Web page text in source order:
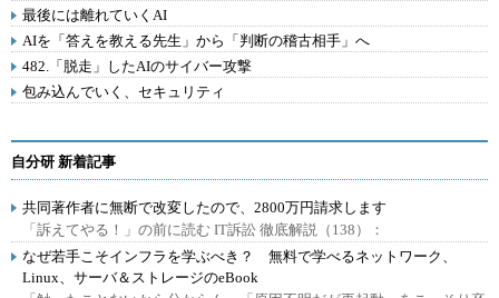
最後には離れていくAI
AIを「答えを教える先生」から「判断の稽古相手」へ
482.「脱走」したAIのサイバー攻撃
包み込んでいく、セキュリティ
自分研 新着記事
共同著作者に無断で改変したので、2800万円請求します
「訴えてやる！」の前に読む IT訴訟 徹底解説（138）：
なぜ若手こそインフラを学ぶべき？ 無料で学べるネットワーク、
Linux、サーバ＆ストレージのeBook